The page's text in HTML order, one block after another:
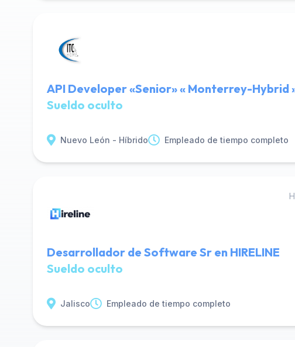
API Developer «Senior» « Monterrey-Hybrid
Sueldo oculto
Nuevo León - Híbrido Empleado de tiempo completo
Desarrollador de Software Sr en HIRELINE
Sueldo oculto
Jalisco Empleado de tiempo completo